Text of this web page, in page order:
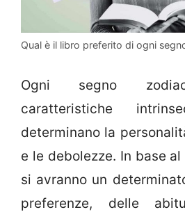
Qual è il libro preferito di ogni
Ogni segno
caratteristiche
determinano la
e le debolezze. In base
si avranno un
preferenze, delle